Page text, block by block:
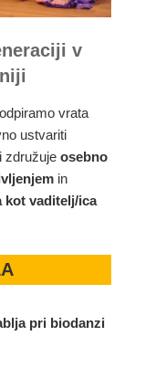
v
vrata
ustvariti
združuje osebno
in
kot vaditelj/ica
pri biodanzi